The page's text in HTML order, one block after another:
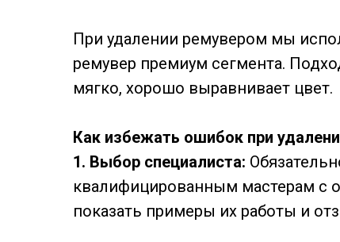
При удалении ремувером мы
ремувер премиум сегмента.
мягко, хорошо выравнивает цвет.
Как избежать ошибок при
1. Выбор специалиста:
квалифицированным мастерам с
показать примеры их работы и